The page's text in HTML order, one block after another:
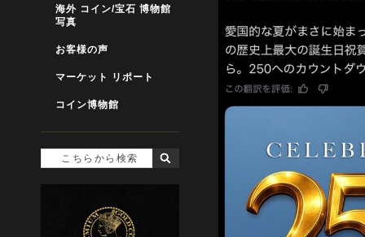
海外 コイン/宝石 博物館
写真
お客様の声
マーケット リポート
コイン博物館